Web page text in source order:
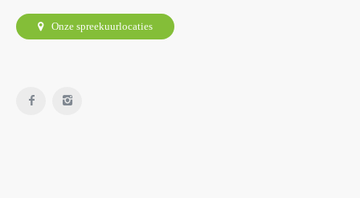
Onze spreekuurlocaties